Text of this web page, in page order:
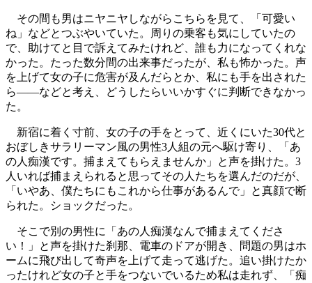
その間も男はニヤニヤしながらこちらを見て、「可愛い
ね」などとつぶやいていた。周りの乗客も気にしていたの
で、助けてと目で訴えてみたけれど、誰も力になってくれな
かった。たった数分間の出来事だったが、私も怖かった。声
を上げて女の子に危害が及んだらとか、私にも手を出された
ら――などと考え、どうしたらいいかすぐに判断できなかっ
た。
新宿に着く寸前、女の子の手をとって、近くにいた30代と
おぼしきサラリーマン風の男性3人組の元へ駆け寄り、「あ
の人痴漢です。捕まえてもらえませんか」と声を掛けた。3
人いれば捕まえられると思ってその人たちを選んだのだが、
「いやあ、僕たちにもこれから仕事があるんで」と真顔で断
られた。ショックだった。
そこで別の男性に「あの人痴漢なんで捕まえてくださ
い！」と声を掛けた刹那、電車のドアが開き、問題の男はホ
ームに飛び出して奇声を上げて走って逃げた。追い掛けたか
ったけれど女の子と手をつないでいるため私は走れず、「痴